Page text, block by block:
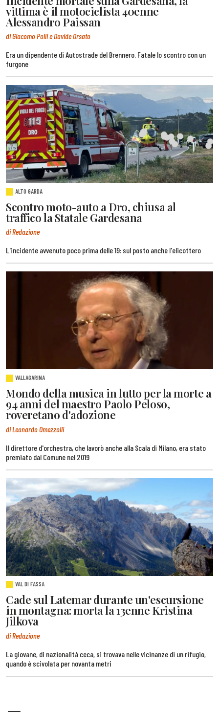
vittima è il motociclista 40enne
Alessandro Paissan
di Giacomo Polli e Davide Orsato
Era un dipendente di Autostrade del Brennero. Fatale lo scontro con un
furgone
ALTO GARDA
Scontro moto-auto a Dro, chiusa al
traffico la Statale Gardesana
di Redazione
L'incidente avvenuto poco prima delle 19: sul posto anche l'elicottero
VALLAGARINA
Mondo della musica in lutto per la morte a
94 anni del maestro Paolo Peloso,
roveretano d'adozione
di Leonardo Omezzolli
Il direttore d'orchestra, che lavorò anche alla Scala di Milano, era stato
premiato dal Comune nel 2019
VAL DI FASSA
Cade sul Latemar durante un'escursione
in montagna: morta la 13enne Kristina
Jilkova
di Redazione
La giovane, di nazionalità ceca, si trovava nelle vicinanze di un rifugio,
quando è scivolata per novanta metri